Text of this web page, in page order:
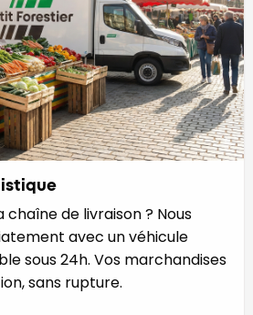
chaîne de livraison ? Nous
avec un véhicule
sous 24h. Vos marchandises
sans rupture.